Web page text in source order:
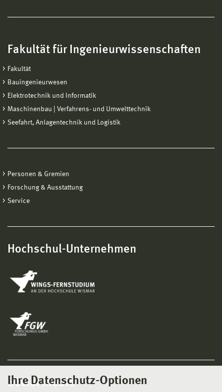
Ihre Datenschutz-Optionen
Fakultät für Ingenieurwissenschaften
Fakultät
Bauingenieurwesen
Elektrotechnik und Informatik
Maschinenbau | Verfahrens- und Umwelttechnik
Seefahrt, Anlagentechnik und Logistik
Personen & Gremien
Forschung & Ausstattung
Service
Hochschul-Unternehmen
Social Media